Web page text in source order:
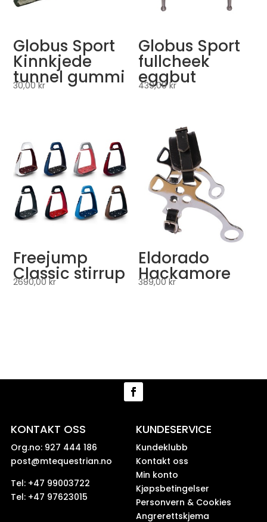
Globus Sport
Kinnkjede
tunnel gummi
30,00kr
Globus Sport
fullcheek
eggbut
439,00kr
Freejump
Classic stirrup
2690,00kr
Eldorado
Hackamore
389,00kr
KONTAKT OSS
Org.no: 927 444 186
post@mtequestrian.no
Tel: +47 99003722
Tel: +47 97623015
KUNDESERVICE
Kundeklubb
Kontakt oss
Min konto
Kjøpsbetingelser
Personvern & Cookies
Angrerettskjema